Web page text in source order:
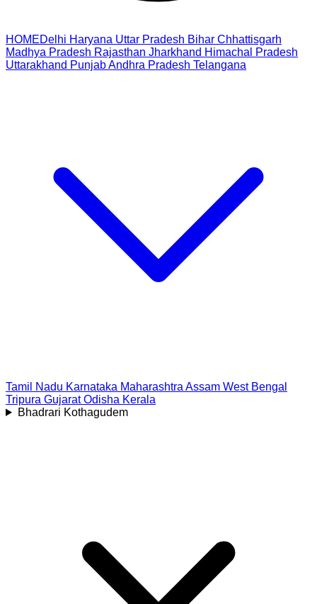
HOMEDelhi Haryana Uttar Pradesh Bihar Chhattisgarh
Madhya Pradesh Rajasthan Jharkhand Himachal Pradesh
Uttarakhand PunjabAndhra Pradesh Telangana
Tamil Nadu Karnataka Maharashtra Assam West Bengal
Tripura Gujarat Odisha Kerala
Bhadrari Kothagudem